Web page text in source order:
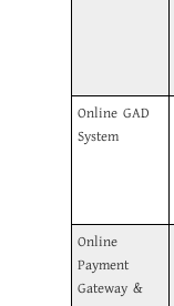
Online GAD
System
Online
Payment
Gateway &